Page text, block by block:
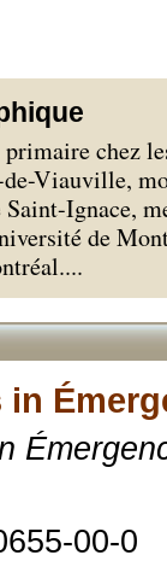
chez
Viauville,
Ignace,
de
...
00-0